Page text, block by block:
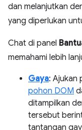
dan melanjutkan
yang diperlukan
Chat di panel
memahami lebih
Gaya: Ajukan
pohon DOM
ditampilkan
tersebut
tantangan